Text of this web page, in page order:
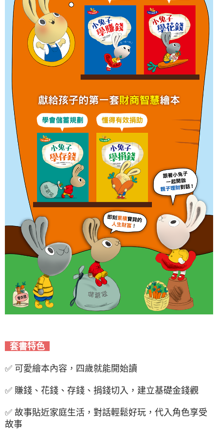
套書特色
✅ 可愛繪本內容， 四歲就能開始讀
✅ 賺錢、花錢、存錢、捐錢切入，建立基礎金錢觀
✅ 故事貼近家庭生活，對話輕鬆好玩，代入角色享受
故事